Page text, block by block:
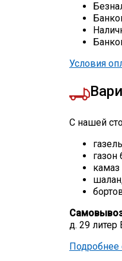
Условия
С нашей
газон
д. 29
Подробнее